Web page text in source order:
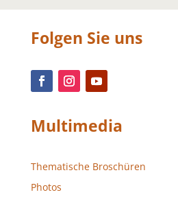
Folgen Sie uns
Multimedia
Thematische Broschüren
Photos